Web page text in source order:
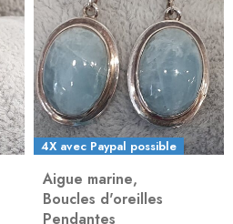
4X avec Paypal possible
Aigue marine,
Boucles d'oreilles
Pendantes